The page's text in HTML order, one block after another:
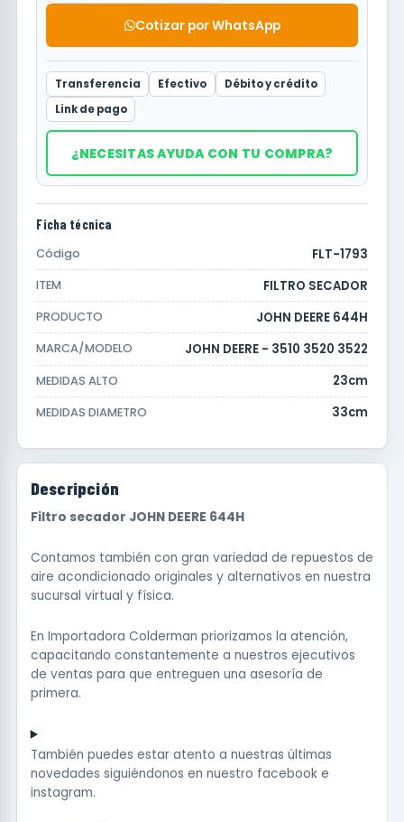
Cotizar por WhatsApp
Transferencia Efectivo
Débito y crédito
Link de pago
¿NECESITAS AYUDA CON TU COMPRA?
Ficha técnica
Código FLT-1793
ITEM FILTRO SECADOR
PRODUCTO JOHN DEERE 644H
MARCA/MODELO JOHN DEERE - 3510 3520 3522
MEDIDAS ALTO 23cm
MEDIDAS DIAMETRO 33cm
Descripción
Filtro secador JOHN DEERE 644H
Contamos también con gran variedad de repuestos de
aire acondicionado originales y alternativos en nuestra
sucursal virtual y física.
En Importadora Colderman priorizamos la atención,
capacitando constantemente a nuestros ejecutivos
de ventas para que entreguen una asesoría de
primera.
También puedes estar atento a nuestras últimas
novedades siguiéndonos en nuestro facebooke
instagram.